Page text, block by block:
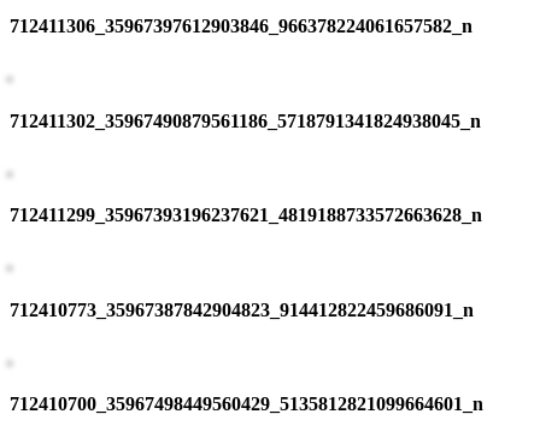
712411306_35967397612903846_966378224061657582_n
712411302_35967490879561186_5718791341824938045_n
712411299_35967393196237621_4819188733572663628_n
712410773_35967387842904823_914412822459686091_n
712410700_35967498449560429_5135812821099664601_n